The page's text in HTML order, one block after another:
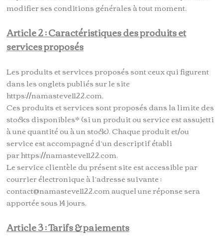
modifier ses conditions générales à tout moment.
Article 2 : Caractéristiques des produits et
services proposés
Les produits et services proposés sont ceux qui figurent
dans les onglets publiés sur le site
https://namasteve1122.com.
Ces produits et services sont proposés dans la limite des
stocks disponibles* (si un produit ou service est assujetti
à une quantité ou à un stock). Chaque produit et/ou
service est accompagné d’un descriptif établi
par https://namasteve1122.com.
Le service clientèle du présent site est accessible par
courrier électronique à l’adresse suivante :
contact@namasteve1122.com auquel une réponse sera
apportée sous 14 jours.
Article 3 : Tarifs & paiements